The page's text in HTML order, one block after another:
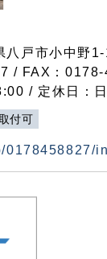
戸市小中野1-
/ FAX：
/ 定休日：
付可